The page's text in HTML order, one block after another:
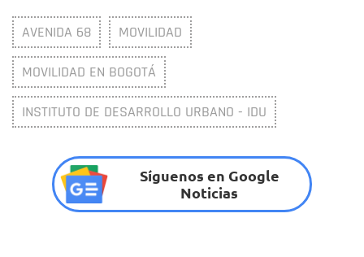
AVENIDA 68 MOVILIDAD
MOVILIDAD EN BOGOTÁ
INSTITUTO DE DESARROLLO URBANO - IDU
Síguenos en Google
Noticias